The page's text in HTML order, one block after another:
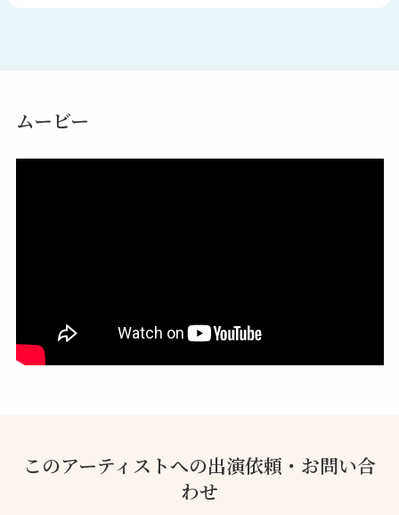
ムービー
このアーティストへの出演依頼・お問い合
わせ